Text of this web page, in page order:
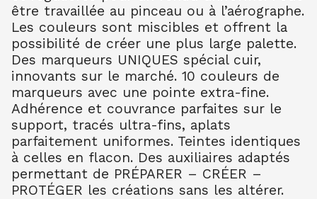
7.20€ TTC
SETACOLOR CUIR 45ML BLEU ULTRA
7.20€ TTC
SETACOLOR CUIR 45ML BLEU TURQU
SETACOLOR CUIR 45ML VERT SAUGE
7.20€ TTC
SETACOLOR CUIR 45ML VERT KAKI
7.20€ TTC
SETACOLOR CUIR 45ML BEIGE ROSE
être travaillée au pinceau ou à l’aérographe.
Les couleurs sont miscibles et offrent la
possibilité de créer une plus large palette.
Des marqueurs UNIQUES spécial cuir,
innovants sur le marché. 10 couleurs de
marqueurs avec une pointe extra-fine.
Adhérence et couvrance parfaites sur le
support, tracés ultra-fins, aplats
parfaitement uniformes. Teintes identiques
à celles en flacon. Des auxiliaires adaptés
permettant de PRÉPARER – CRÉER –
PROTÉGER les créations sans les altérer.